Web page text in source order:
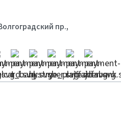
пр.,